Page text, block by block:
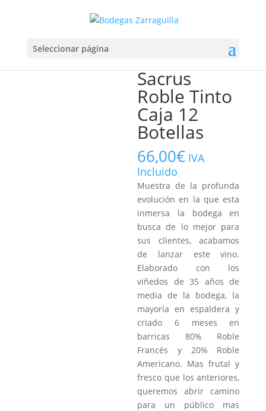
Seleccionar página
Caja 12 Botellas
Sacrus
Roble Tinto
Caja 12
Botellas
66,00€ IVA
Incluido
Muestra de la profunda
evolución en la que esta
inmersa la bodega en
busca de lo mejor para
sus clientes, acabamos
de lanzar este vino.
Elaborado con los
viñedos de 35 años de
media de la bodega, la
mayoría en espaldera y
criado 6 meses en
barricas 80% Roble
Francés y 20% Roble
Americano. Mas frutal y
fresco que los anteriores,
queremos abrir camino
para un público mas